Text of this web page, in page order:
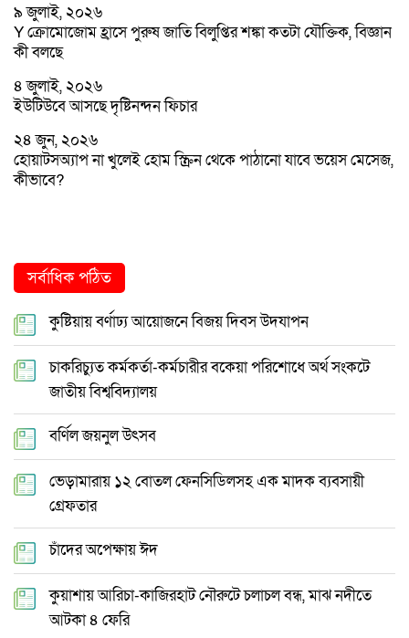
৯ জুলাই, ২০২৬
Y ক্রোমোজোম হ্রাসে পুরুষ জাতি বিলুপ্তির শঙ্কা কতটা যৌক্তিক, বিজ্ঞান
কী বলছে
৪ জুলাই, ২০২৬
ইউটিউবে আসছে দৃষ্টিনন্দন ফিচার
২৪ জুন, ২০২৬
হোয়াটসঅ্যাপ না খুলেই হোম স্ক্রিন থেকে পাঠানো যাবে ভয়েস মেসেজ,
কীভাবে?
সর্বাধিক পঠিত
কুষ্টিয়ায় বর্ণাঢ্য আয়োজনে বিজয় দিবস উদযাপন
চাকরিচ্যুত কর্মকর্তা-কর্মচারীর বকেয়া পরিশোধে অর্থ সংকটে
জাতীয় বিশ্ববিদ্যালয়
বর্ণিল জয়নুল উৎসব
ভেড়ামারায় ১২ বোতল ফেনসিডিলসহ এক মাদক ব্যবসায়ী
গ্রেফতার
চাঁদের অপেক্ষায় ঈদ
কুয়াশায় আরিচা-কাজিরহাট নৌরুটে চলাচল বন্ধ, মাঝ নদীতে
আটকা ৪ ফেরি